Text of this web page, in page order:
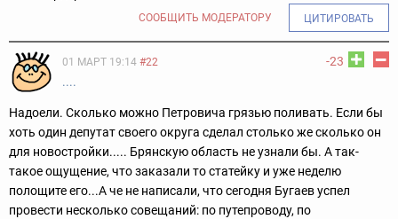
СООБЩИТЬ МОДЕРАТОРУ ЦИТИРОВАТЬ
-23
01 МАРТ 19:14 #22
....
Надоели. Сколько можно Петровича грязью поливать. Если бы
хоть один депутат своего округа сделал столько же сколько он
для новостройки..... Брянскую область не узнали бы. А так-
такое ощущение, что заказали то статейку и уже неделю
полощите его...А че не написали, что сегодня Бугаев успел
провести несколько совещаний: по путепроводу, по